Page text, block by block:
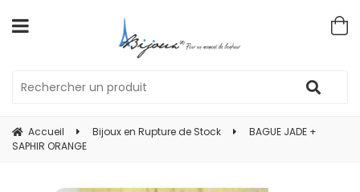
Accueil Bijoux en Rupture de Stock
BAGUE JADE +
SAPHIR ORANGE